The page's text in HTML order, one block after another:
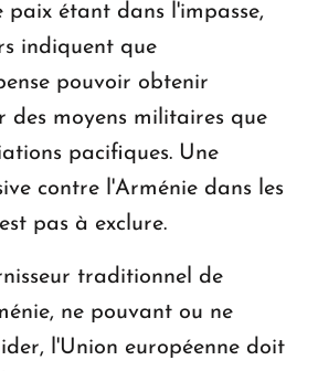
paix étant dans l'impasse,
indiquent que
pouvoir obtenir
des moyens militaires que
pacifiques. Une
contre l'Arménie dans les
pas à exclure.
traditionnel de
ne pouvant ou ne
l'Union européenne doit